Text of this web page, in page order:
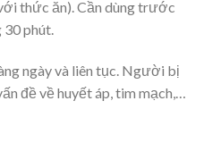
thức ăn). Cần dùng trước
30 phút.
ngày và liên tục. Người bị
đề về huyết áp, tim mạch,…